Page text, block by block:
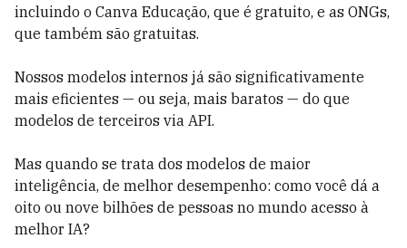
incluindo o Canva Educação, que é gratuito, e as ONGs,
que também são gratuitas.
Nossos modelos internos já são significativamente
mais eficientes — ou seja, mais baratos — do que
modelos de terceiros via API.
Mas quando se trata dos modelos de maior
inteligência, de melhor desempenho: como você dá a
oito ou nove bilhões de pessoas no mundo acesso à
melhor IA?